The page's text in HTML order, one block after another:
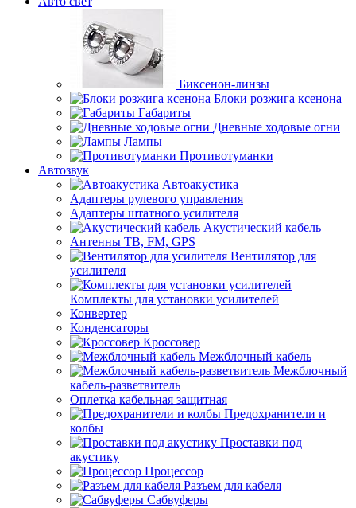
Биксенон-линзы
Блоки розжига ксенона
Габариты
Дневные ходовые огни
Лампы
Противотуманки
Автозвук
Автоакустика
Адаптеры рулевого управления
Адаптеры штатного усилителя
Акустический кабель
Антенны ТВ, FM, GPS
Вентилятор для
усилителя
Комплекты для установки усилителей
Конвертер
Конденсаторы
Кроссовер
Межблочный кабель
Межблочный
кабель-разветвитель
Оплетка кабельная защитная
Предохранители и
колбы
Проставки под
акустику
Процессор
Разъем для кабеля
Сабвуферы